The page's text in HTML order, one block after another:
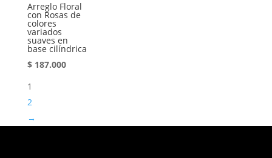
Arreglo Floral
con Rosas de
colores
variados
suaves en
base cilíndrica
$187.000
1
2
→